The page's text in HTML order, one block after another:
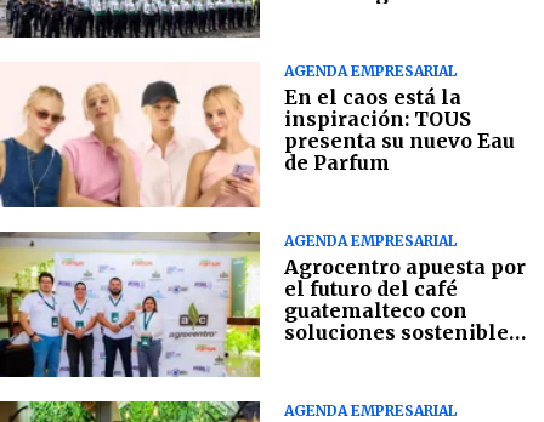
AGENDA EMPRESARIAL
En el caos está la
inspiración: TOUS
presenta su nuevo Eau
de Parfum
AGENDA EMPRESARIAL
Agrocentro apuesta por
el futuro del café
guatemalteco con
soluciones sostenibles
AGENDA EMPRESARIAL